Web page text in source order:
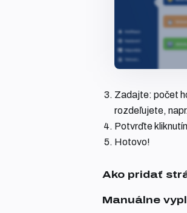
Zadajte: počet
rozdeľujete,
Potvrďte
Hotovo!
Ako pridať
Manuálne